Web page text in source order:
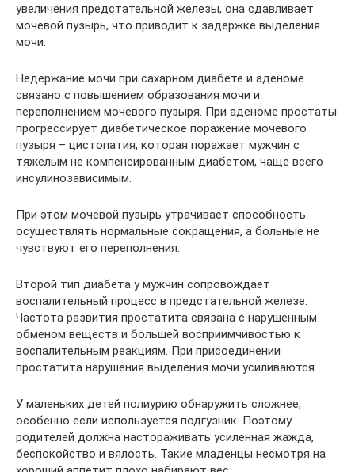
увеличения предстательной железы, она сдавливает
мочевой пузырь, что приводит к задержке выделения
мочи.
Недержание мочи при сахарном диабете и аденоме
связано с повышением образования мочи и
переполнением мочевого пузыря. При аденоме простаты
прогрессирует диабетическое поражение мочевого
пузыря – цистопатия, которая поражает мужчин с
тяжелым не компенсированным диабетом, чаще всего
инсулинозависимым.
При этом мочевой пузырь утрачивает способность
осуществлять нормальные сокращения, а больные не
чувствуют его переполнения.
Второй тип диабета у мужчин сопровождает
воспалительный процесс в предстательной железе.
Частота развития простатита связана с нарушенным
обменом веществ и большей восприимчивостью к
воспалительным реакциям. При присоединении
простатита нарушения выделения мочи усиливаются.
У маленьких детей полиурию обнаружить сложнее,
особенно если используется подгузник. Поэтому
родителей должна настораживать усиленная жажда,
беспокойство и вялость. Такие младенцы несмотря на